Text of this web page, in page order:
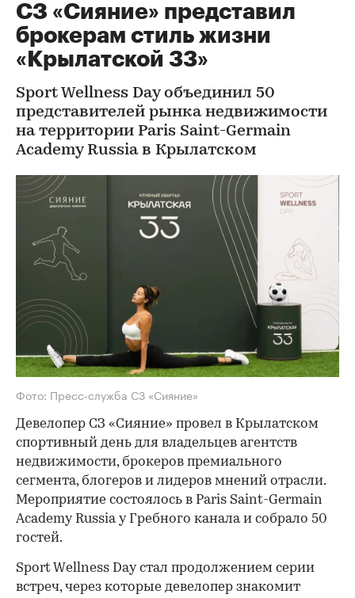
СЗ «Сияние» представил
брокерам стиль жизни
«Крылатской 33»
Sport Wellness Day объединил 50
представителей рынка недвижимости
на территории Paris Saint-Germain
Academy Russia в Крылатском
Фото: Пресс-служба СЗ «Сияние»
Девелопер СЗ «Сияние» провел в Крылатском
спортивный день для владельцев агентств
недвижимости, брокеров премиального
сегмента, блогеров и лидеров мнений отрасли.
Мероприятие состоялось в Paris Saint-Germain
Academy Russia у Гребного канала и собрало 50
гостей.
Sport Wellness Day стал продолжением серии
встреч, через которые девелопер знакомит